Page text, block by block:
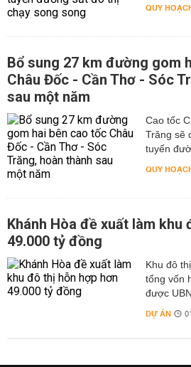
QUY
Bổ sung 27 km đường gom
Châu Đốc - Cần Thơ - Sóc
sau một năm
Cao tốc
Trăng sẽ
tuyến
QUY
Khánh Hòa đề xuất làm khu
49.000 tỷ đồng
Khu đô
tổng vốn
được
DỰ ÁN